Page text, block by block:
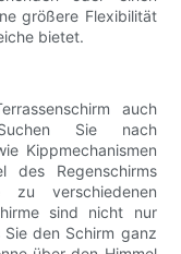
größere Flexibilität
bietet.
auch
Sie nach
Kippmechanismen
des Regenschirms
verschiedenen
sind nicht nur
den Schirm ganz